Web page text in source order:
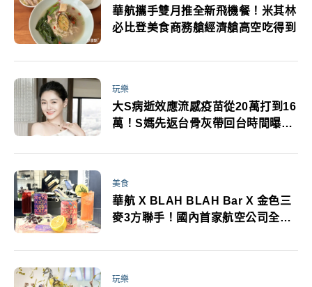
華航攜手雙月推全新飛機餐！米其林
必比登美食商務艙經濟艙高空吃得到
玩樂
大S病逝效應流感疫苗從20萬打到16
萬！S媽先返台骨灰帶回台時間曝光
美食
華航 X BLAH BLAH Bar X 金色三
麥3方聯手！國內首家航空公司全航
玩樂